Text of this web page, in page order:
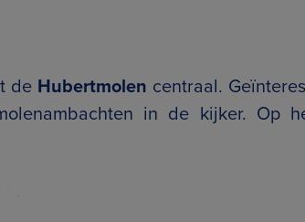
de Hubertmolen centraal.
in de kijker. Op